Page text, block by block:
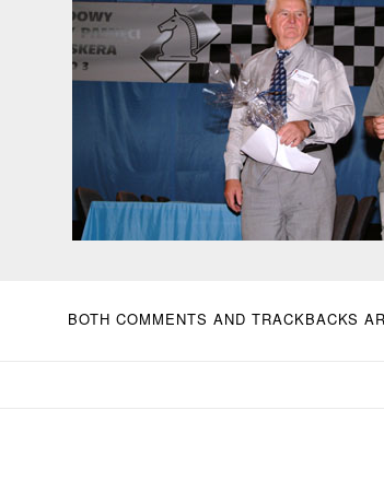
BOTH COMMENTS AND TRACKBACKS